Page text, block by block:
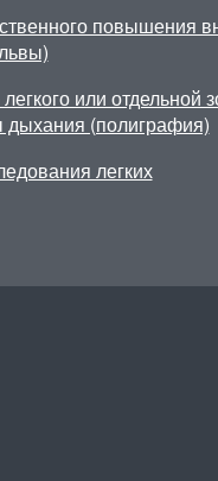
повышения
или отдельной
дыхания (полиграфия)
легких